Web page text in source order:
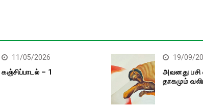
11/05/2026
கஞ்சிப்பாடல் – 1
19/09/
அவனது பசி
தாகமும்